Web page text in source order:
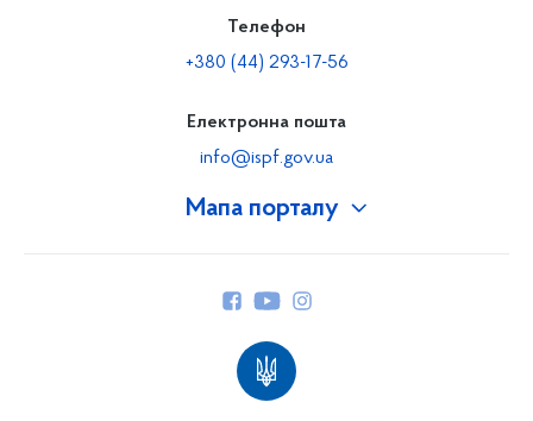
Мапа порталу
Телефон
+380 (44) 293-17-56
Електронна пошта
info@ispf.gov.ua